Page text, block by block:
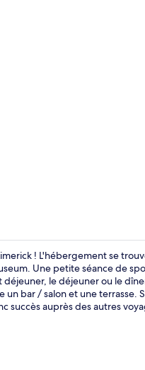
! L'hébergement se
Une petite séance de
le déjeuner ou le
bar / salon et une terrasse.
succès auprès des autres